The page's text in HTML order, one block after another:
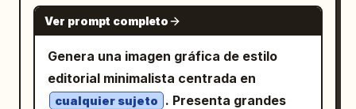
ángulos auxiliares frontal, lateral,
posterior y desde arriba; utilizando
posturas humanas al sentarse y
relaciones con el escritorio para mostrar
la escala sin inferir rangos de idoneidad
leer o tomar prestados libros y otros
materiales. We borrowed two books
from the library. We borrowed two books
from the library. COLOCACIONES
GPT IMAGE 2
Ver prompt completo
Genera una imagen gráfica de estilo
editorial minimalista centrada en
cualquier sujeto
. Presenta grandes